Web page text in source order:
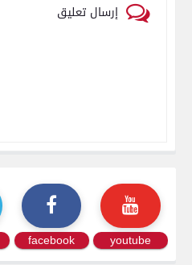
إرسال تعليق
youtube
facebook